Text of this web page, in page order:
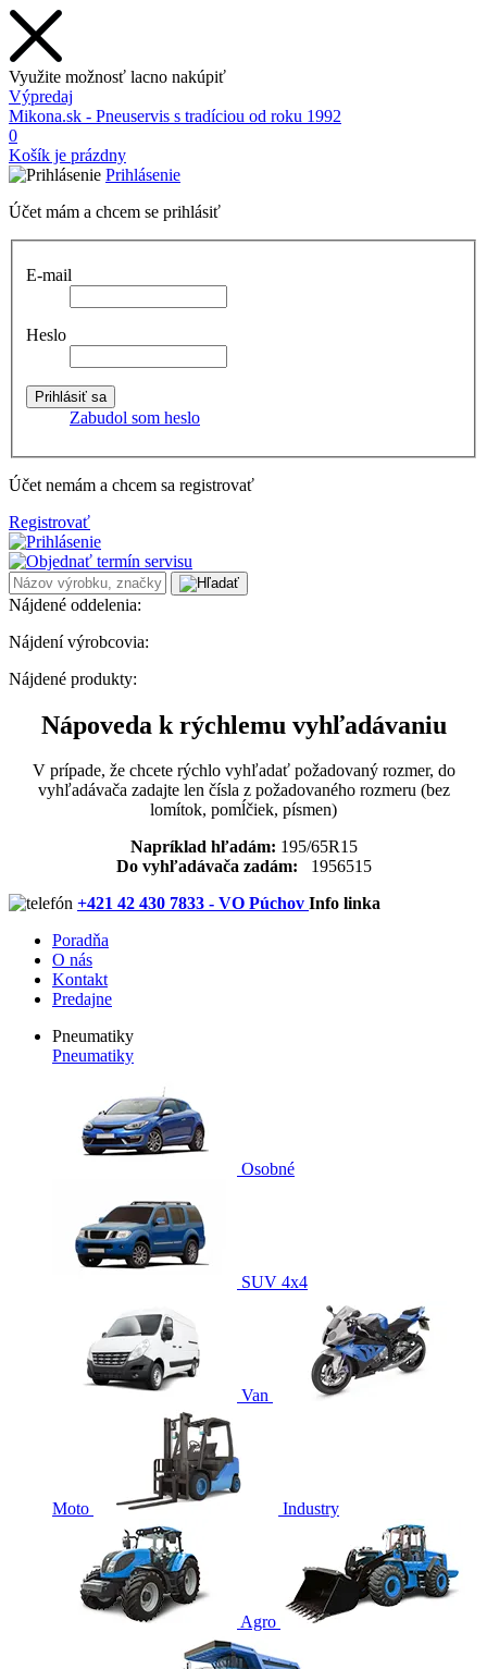
Využite možnosť lacno nakúpiť
Výpredaj
Mikona.sk - Pneuservis s tradíciou od roku 1992
0
Košík je prázdny
Prihlásenie
Účet mám a chcem se prihlásiť
E-mail
Heslo
Zabudol som heslo
Účet nemám a chcem sa registrovať
Registrovať
Nájdené oddelenia:
Nájdení výrobcovia:
Nájdené produkty:
Nápoveda k rýchlemu vyhľadávaniu
V prípade, že chcete rýchlo vyhľadať požadovaný rozmer, do
vyhľadávača zadajte len čísla z požadovaného rozmeru (bez
lomítok, pomĺčiek, písmen)
Napríklad hľadám: 195/65R15
Do vyhľadávača zadám: 1956515
+421 42 430 7833 - VO Púchov Info linka
Poradňa
O nás
Kontakt
Predajne
Pneumatiky
Pneumatiky
Osobné
SUV 4x4
Van
Moto Industry
Agro